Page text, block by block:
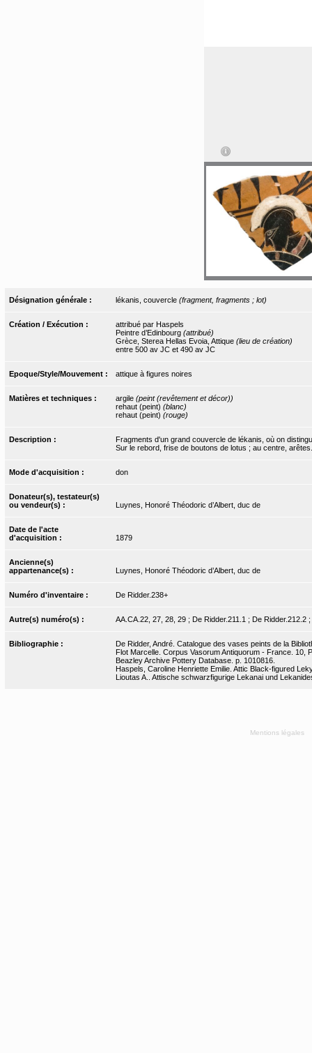
Désignation générale : lékanis, couvercle (fragment, fragments ; lot)
Création / Exécution :
attribué par Haspels
Peintre d’Edinbourg (attribué)
Grèce, Sterea Hellas Evoia, Attique (lieu de création)
entre 500 av JC et 490 av JC
Epoque/Style/Mouvement : attique à figures noires
Matières et techniques : argile (peint (revêtement et décor))
rehaut (peint) (blanc)
rehaut (peint) (rouge)
Description :
Fragments d'un grand couvercle de lékanis, où on
Sur le rebord, frise de boutons de lotus ; au centre,
Mode d'acquisition : don
Donateur(s), testateur(s)
ou vendeur(s) :
Luynes, Honoré Théodoric d’Albert, duc de
Date de l'acte
d'acquisition :
1879
Ancienne(s)
appartenance(s) :
Luynes, Honoré Théodoric d’Albert, duc de
Numéro d'inventaire : De Ridder.238+
Autre(s) numéro(s) : AA.CA.22, 27, 28, 29 ; De Ridder.211.1 ; De Ridder.212.2
Bibliographie :
De Ridder, André. Catalogue des vases peints de la
Flot Marcelle. Corpus Vasorum Antiquorum - France. 10,
Beazley Archive Pottery Database. p. 1010816.
Haspels, Caroline Henriette Emilie. Attic Black-figured
Lioutas A.. Attische schwarzfigurige Lekanai und
Mentions légales